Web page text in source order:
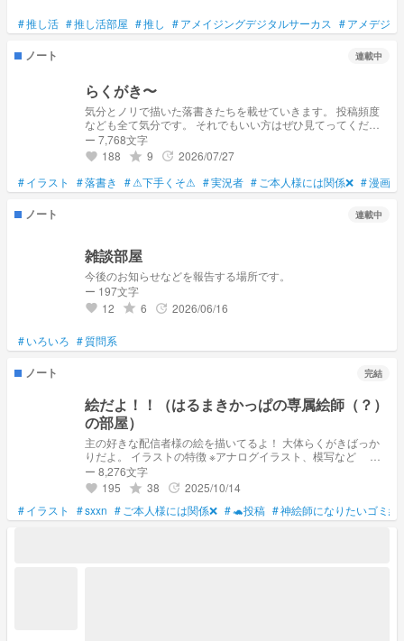
#推し活 #推し活部屋 #推し #アメイジングデジタルサーカス #アメデジ
ノート 連載中
らくがき〜
気分とノリで描いた落書きたちを載せていきます。 投稿頻度
なども全て気分です。 それでもいい方はぜひ見てってくださ
い〜 ※保存・無断転載、無断使用禁止(許可を取ってあればok)
※口調迷子・⚠︎タメ口注意⚠︎ ※notパクリ🙅‍♀️
ー 7,768文字
favorite 188 grade 9 update 2026/07/27
#イラスト #落書き #⚠下手くそ⚠ #実況者 # ご本人様には関係❌ #漫画
ノート 連載中
雑談部屋
今後のお知らせなどを報告する場所です。
ー 197文字
favorite 12 grade 6 update 2026/06/16
#いろいろ #質問系
ノート 完結
絵だよ！！（はるまきかっぱの専属絵師（？）
の部屋）
主の好きな配信者様の絵を描いてるよ！ 大体らくがきばっか
りだよ。 イラストの特徴 ※アナログイラスト、模写など オ
リジナルイラストなど 変なところあると思いますが、宜しく
お願いします🙇！ 保存､､、〇 AI学習､､､☓ 自作発言､､､☓ アイ
コン､､､言ってくだされば〇 言ってくだされば結構何にでも利
用〇ですので！ まぁ、いらないと思いますが。 はるまきかっ
ぱへ!!!!! 愛してる♡（？） 誤字りまっくてます。 よろしくお願
ー 8,276文字
favorite 195 grade 38 update 2025/10/14
#イラスト #sxxn # ご本人様には関係❌ #🐢投稿 #神絵師になりたいゴミ絵